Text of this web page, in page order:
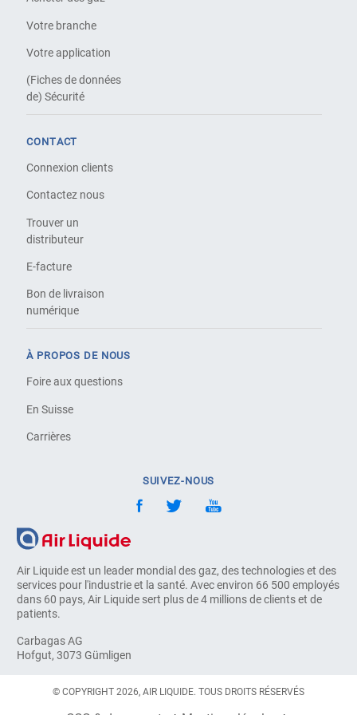
Air Liquide est un leader mondial des gaz, des technologies et des
services pour l'industrie et la santé. Avec environ 66 500 employés
dans 60 pays, Air Liquide sert plus de 4 millions de clients et de
patients.
Carbagas AG
Hofgut, 3073 Gümligen
Votre branche
Votre application
(Fiches de données
de) Sécurité
CONTACT
Connexion clients
Contactez nous
Trouver un
distributeur
E-facture
Bon de livraison
numérique
À PROPOS DE NOUS
Foire aux questions
En Suisse
Carrières
SUIVEZ-NOUS
© COPYRIGHT 2026, AIR LIQUIDE. TOUS DROITS RÉSERVÉS